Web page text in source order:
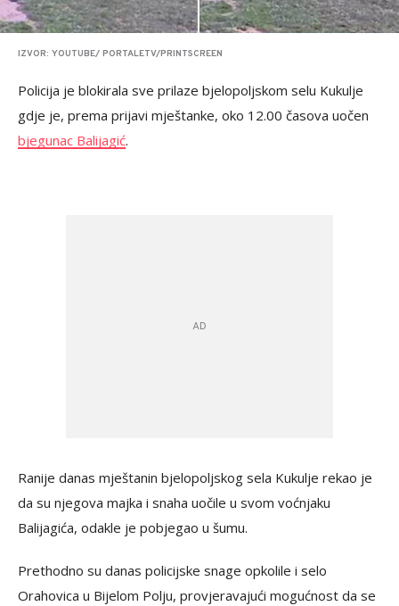
IZVOR: YOUTUBE/ PORTALETV/PRINTSCREEN
Policija je blokirala sve prilaze bjelopoljskom selu Kukulje
gdje je, prema prijavi mještanke, oko 12.00 časova uočen
bjegunac Balijagić.
Ranije danas mještanin bjelopoljskog sela Kukulje rekao je
da su njegova majka i snaha uočile u svom voćnjaku
Balijagića, odakle je pobjegao u šumu.
Prethodno su danas policijske snage opkolile i selo
Orahovica u Bijelom Polju, provjeravajući mogućnost da se